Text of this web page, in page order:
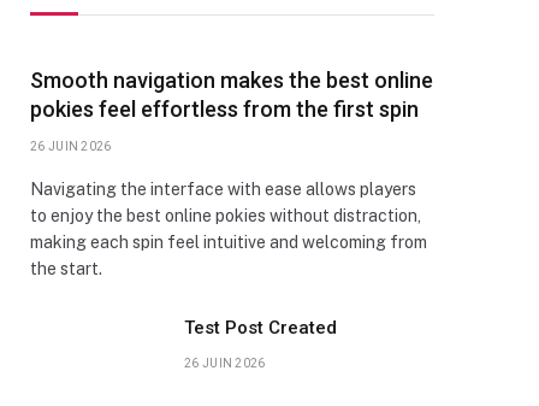
Smooth navigation makes the best online
pokies feel effortless from the first spin
26 JUIN 2026
Navigating the interface with ease allows players
to enjoy the best online pokies without distraction,
making each spin feel intuitive and welcoming from
the start.
Test Post Created
26 JUIN 2026